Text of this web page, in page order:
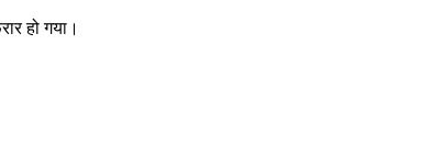
हो गया।